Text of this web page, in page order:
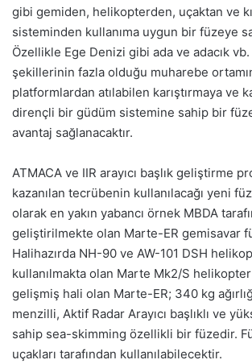
gibi gemiden, helikopterden, uçaktan ve
sisteminden kullanıma uygun bir füzeye
Özellikle Ege Denizi gibi ada ve adacık
şekillerinin fazla olduğu muharebe
platformlardan atılabilen karıştırmaya ve
dirençli bir güdüm sistemine sahip bir
avantaj sağlanacaktır.
ATMACA ve IIR arayıcı başlık geliştirme
kazanılan tecrübenin kullanılacağı yeni
olarak en yakın yabancı örnek MBDA
geliştirilmekte olan Marte-ER gemisavar
Halihazırda NH-90 ve AW-101 DSH
kullanılmakta olan Marte Mk2/S
gelişmiş hali olan Marte-ER; 340 kg
menzilli, Aktif Radar Arayıcı başlıklı ve
sahip sea-skimming özellikli bir füzedir.
uçakları tarafından kullanılabilecektir.